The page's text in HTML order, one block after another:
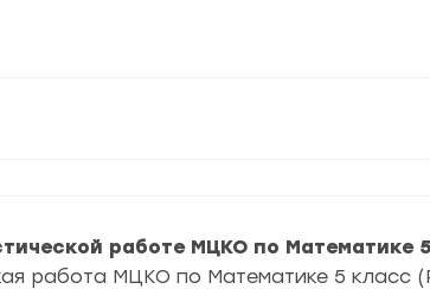
работе МЦКО по Математике
работа МЦКО по Математике 5 класс